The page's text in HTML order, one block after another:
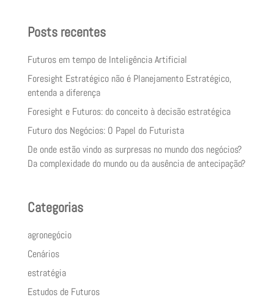
Posts recentes
Futuros em tempo de Inteligência Artificial
Foresight Estratégico não é Planejamento Estratégico,
entenda a diferença
Foresight e Futuros: do conceito à decisão estratégica
Futuro dos Negócios: O Papel do Futurista
De onde estão vindo as surpresas no mundo dos negócios?
Da complexidade do mundo ou da ausência de antecipação?
Categorias
agronegócio
Cenários
estratégia
Estudos de Futuros